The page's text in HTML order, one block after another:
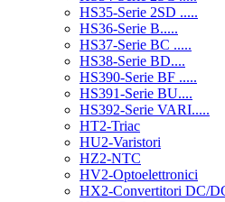
HS35-Serie 2SD .....
HS36-Serie B.....
HS37-Serie BC .....
HS38-Serie BD....
HS390-Serie BF .....
HS391-Serie BU....
HS392-Serie VARI.....
HT2-Triac
HU2-Varistori
HZ2-NTC
HV2-Optoelettronici
HX2-Convertitori DC/